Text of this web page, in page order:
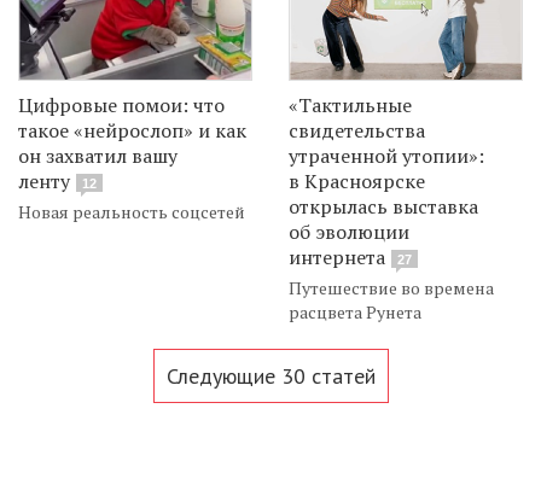
Цифровые помои: что
такое «нейрослоп» и как
он захватил вашу
ленту
12
Новая реальность соцсетей
«Тактильные
свидетельства
утраченной утопии»:
в Красноярске
открылась выставка
об эволюции
интернета
27
Путешествие во времена
расцвета Рунета
Следующие 30 статей